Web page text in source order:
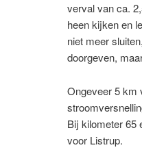
verval van ca.
heen kijken en
niet meer
doorgeven,
Ongeveer 5 km
Bij kilometer 65
voor Listrup.